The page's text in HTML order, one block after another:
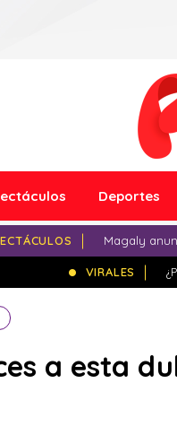
Deportes
Magaly
VIRALES
a esta